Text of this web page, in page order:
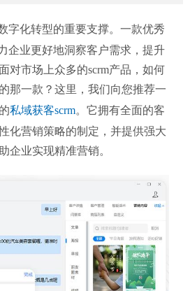
字化转型的重要支撑。一款优秀
企业更好地洞察客户需求，提升
对市场上众多的scrm产品，如何
那一款？这里，我们向您推荐一
私域获客scrm。它拥有全面的客
化营销策略的制定，并提供强大
企业实现精准营销。